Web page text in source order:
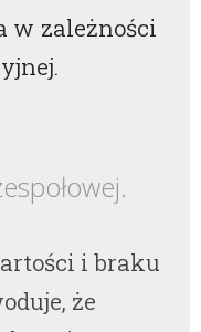
w zależności
i braku
że